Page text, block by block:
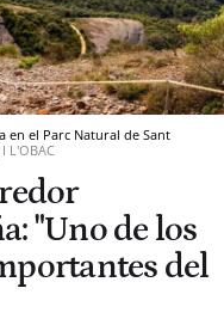
en el Parc Natural de Sant
I L'OBAC
"Uno de los
del